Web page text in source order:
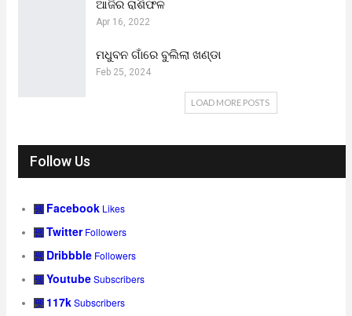
ଆଜିର ରାଶିଫଳ
Apr 16, 2022
ମଧୁବନ ଗାଁରେ ବୁଲିଲା ଖଣ୍ଡା
Feb 25, 2024
LOAD MORE POSTS
Follow Us
Facebook Likes
Twitter Followers
Dribbble Followers
YoutubeSubscribers
117kSubscribers